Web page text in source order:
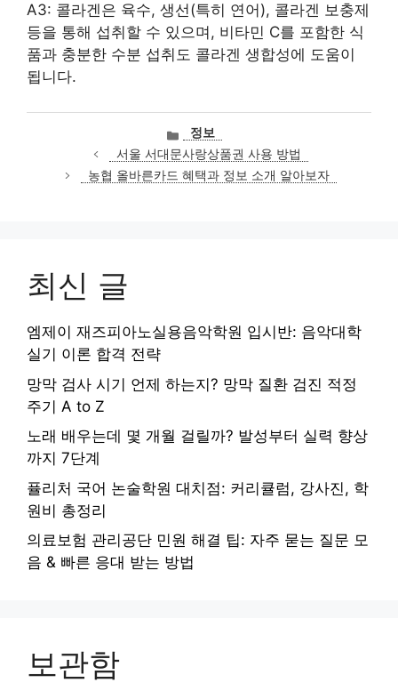
A3: 콜라겐은 육수, 생선(특히 연어), 콜라겐 보충제
등을 통해 섭취할 수 있으며, 비타민 C를 포함한 식
품과 충분한 수분 섭취도 콜라겐 생합성에 도움이
됩니다.
카
테
고
리
정보
서울 서대문사랑상품권 사용 방법
농협 올바른카드 혜택과 정보 소개 알아보자
최신 글
엠제이 재즈피아노실용음악학원 입시반: 음악대학
실기 이론 합격 전략
망막 검사 시기 언제 하는지? 망막 질환 검진 적정
주기 A to Z
노래 배우는데 몇 개월 걸릴까? 발성부터 실력 향상
까지 7단계
퓰리처 국어 논술학원 대치점: 커리큘럼, 강사진, 학
원비 총정리
의료보험 관리공단 민원 해결 팁: 자주 묻는 질문 모
음 & 빠른 응대 받는 방법
보관함